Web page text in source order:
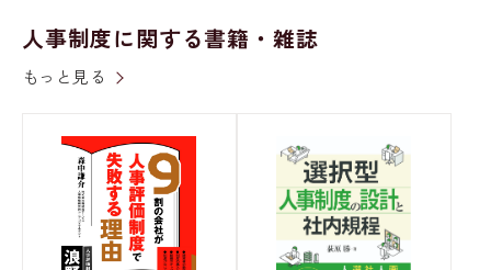
人事制度に関する書籍・雑誌
もっと見る